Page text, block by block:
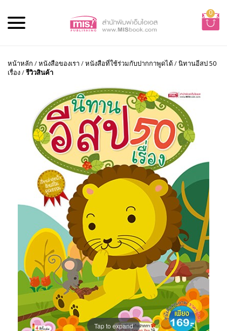
0
หน้าหลัก /หนังสือของเรา /หนังสือที่ใช้ร่วมกับปากกาพูดได้/นิทานอีสป 50
เรื่อง/รีวิวสินค้า
Tap to expand